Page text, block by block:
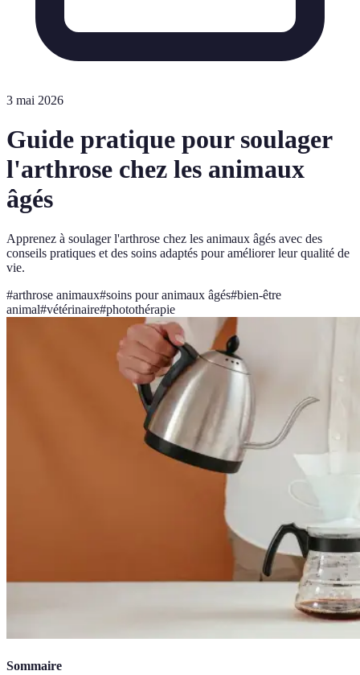
3 mai 2026
Guide pratique pour soulager
l'arthrose chez les animaux
âgés
Apprenez à soulager l'arthrose chez les animaux âgés avec des
conseils pratiques et des soins adaptés pour améliorer leur qualité de
vie.
#arthrose animaux#soins pour animaux âgés#bien-être
animal#vétérinaire#photothérapie
Sommaire